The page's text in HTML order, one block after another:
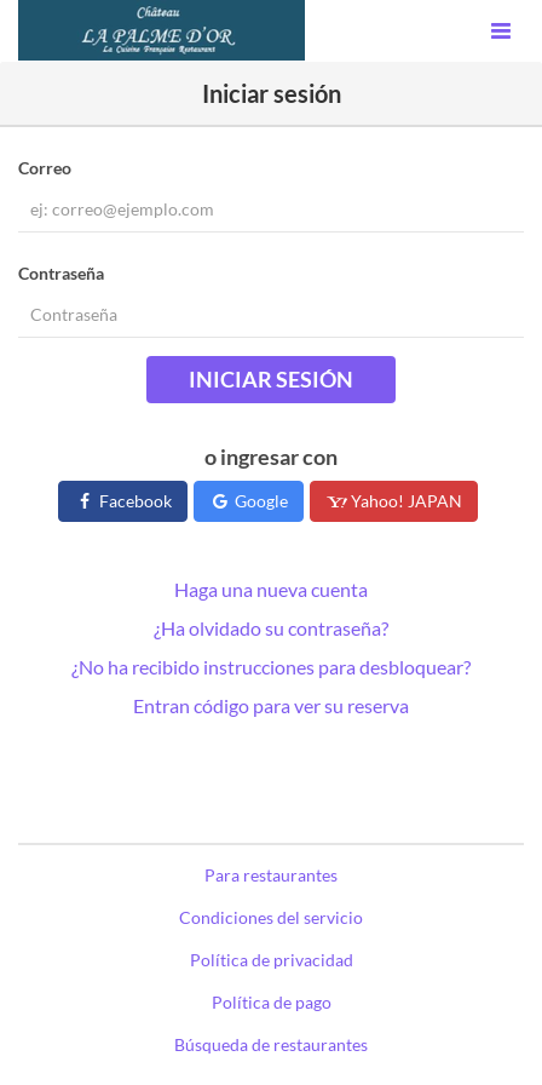
Iniciar sesión
Correo
Contraseña
INICIAR SESIÓN
o ingresar con
Facebook Google Yahoo! JAPAN
Haga una nueva cuenta
¿Ha olvidado su contraseña?
¿No ha recibido instrucciones para desbloquear?
Entran código para ver su reserva
Para restaurantes
Condiciones del servicio
Política de privacidad
Política de pago
Búsqueda de restaurantes